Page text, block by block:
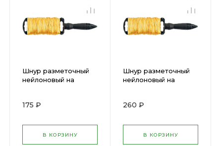
Шнур разметочный
нейлоновый на
175 ₽
В КОРЗИНУ
Шнур разметочный
нейлоновый на
260 ₽
В КОРЗИНУ